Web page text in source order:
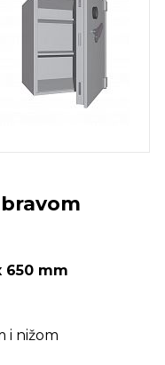
650 mm
i nižom